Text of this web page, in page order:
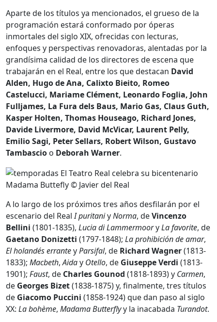
Aparte de los títulos ya mencionados, el grueso de la
programación estará conformado por óperas
inmortales del siglo XIX, ofrecidas con lecturas,
enfoques y perspectivas renovadoras, alentadas por la
grandísima calidad de los directores de escena que
trabajarán en el Real, entre los que destacan David
Alden, Hugo de Ana, Calixto Bieito, Romeo
Castelucci, Mariame Clément, Leonardo Foglia, John
Fulljames, La Fura dels Baus, Mario Gas, Claus Guth,
Kasper Holten, Thomas Houseago, Richard Jones,
Davide Livermore, David McVicar, Laurent Pelly,
Emilio Sagi, Peter Sellars, Robert Wilson, Gustavo
Tambascio o Deborah Warner.
Madama Buttefly © Javier del Real
A lo largo de los próximos tres años desfilarán por el
escenario del RealI puritaniyNorma, deVincenzo
Bellini (1801-1835), Lucia di LammermooryLa favorite, de
Gaetano Donizetti (1797-1848); La prohibición de amar,
El holandés erranteyParsifal, de Richard Wagner(1813-
1833); Macbeth,Aiday Otello, de Giuseppe Verdi (1813-
1901); Faust, de Charles Gounod (1818-1893) y Carmen,
de Georges Bizet(1838-1875) y, finalmente, tres títulos
de Giacomo Puccini (1858-1924) que dan paso al siglo
XX: La bohème, Madama Butterflyy la inacabada Turandot.